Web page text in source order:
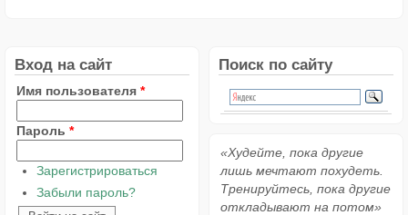
Вход на сайт
Имя пользователя *
Пароль *
Зарегистрироваться
Забыли пароль?
Поиск по сайту
«Худейте, пока другие
лишь мечтают похудеть.
Тренируйтесь, пока другие
откладывают на потом»